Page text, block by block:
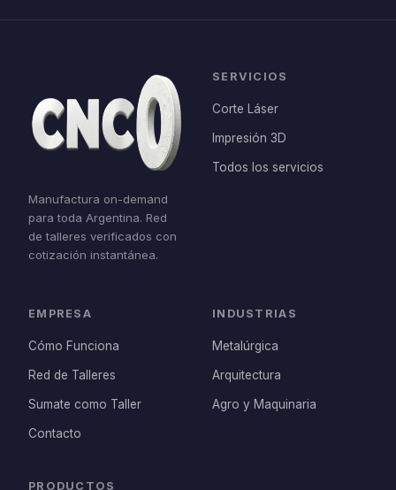
Manufactura on-demand
para toda Argentina. Red
de talleres verificados con
cotización instantánea.
SERVICIOS
Corte Láser
Impresión 3D
Todos los servicios
EMPRESA
Cómo Funciona
Red de Talleres
Sumate como Taller
Contacto
INDUSTRIAS
Metalúrgica
Arquitectura
Agro y Maquinaria
PRODUCTOS